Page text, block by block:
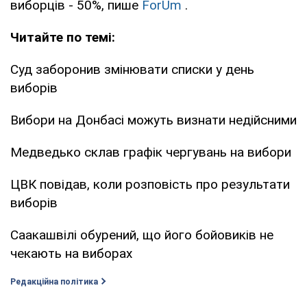
виборців - 50%, пише ForUm .
Читайте по темі:
Суд заборонив змінювати списки у день
виборів
Вибори на Донбасі можуть визнати недійсними
Медведько склав графік чергувань на вибори
ЦВК повідав, коли розповість про результати
виборів
Саакашвілі обурений, що його бойовиків не
чекають на виборах
Редакційна політика